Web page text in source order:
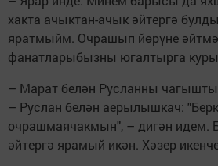
хакта ачыктан-ачык әйтергә
яратмыйм. Очрашып йөрүне
фанатларыбызны югалтырга
– Марат белән Русланны
– Руслан белән аерылышкач:
очрашмаячакмын", – дигән идем.
әйтергә ярамый икән. Хәзер